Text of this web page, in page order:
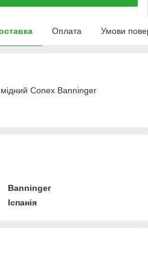
Оплата Умови
Conex Banninger
Banninger
Іспанія